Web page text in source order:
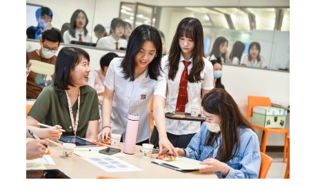
迎
接
世
界
變
化！
多
元